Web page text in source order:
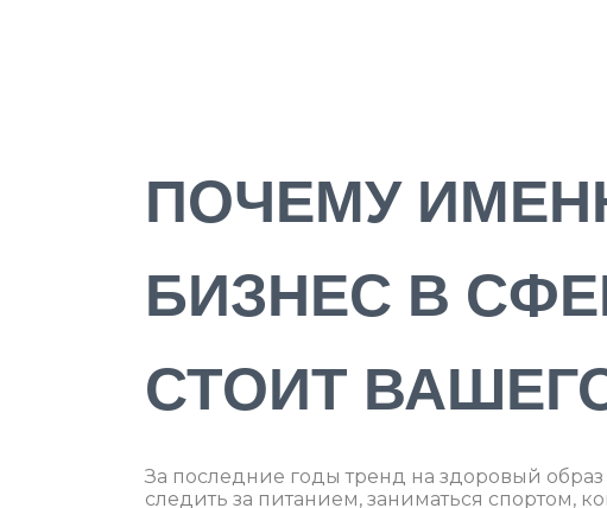
ПОЧЕМУ
БИЗНЕС В
СТОИТ
За последние годы тренд на здоровый
следить за питанием, заниматься спортом,